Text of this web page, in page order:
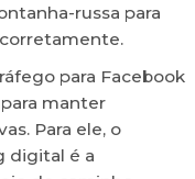
russa para
para Facebook
manter
Para ele, o
digital é a